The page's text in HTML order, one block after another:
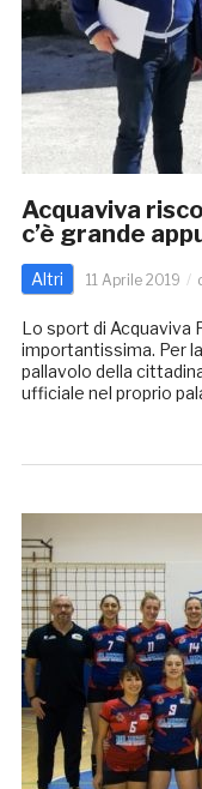
Acquaviva
c’è grande
Altri 11 Aprile 2019
Lo sport di Acquaviva
importantissima. Per
pallavolo della
ufficiale nel proprio